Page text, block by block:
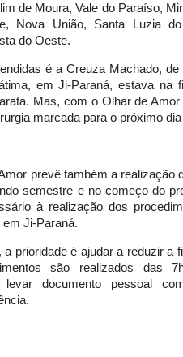
de Moura, Vale do Paraíso,
Nova União, Santa Luzia
do Oeste.
é a Creuza Machado,
em Ji-Paraná, estava na
Mas, com o Olhar de
marcada para o próximo dia
prevê também a realização
semestre e no começo do
à realização dos
Ji-Paraná.
prioridade é ajudar a reduzir a
são realizados das
levar documento pessoal